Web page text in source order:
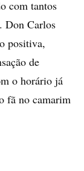
com tantos
Don Carlos
positiva,
de
o horário já
fã no camarim